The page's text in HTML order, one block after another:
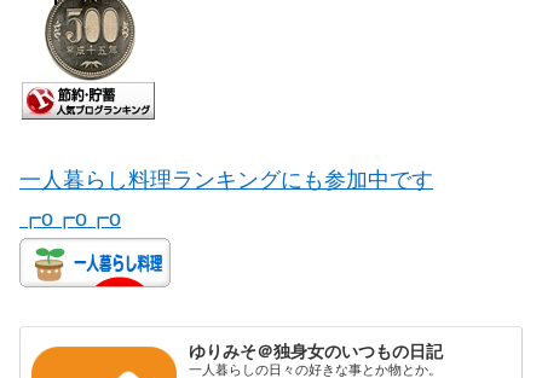
一人暮らし料理ランキングにも参加中です
┏o┏o┏o
ゆりみそ＠独身女のいつもの日記
一人暮らしの日々の好きな事とか物とか。